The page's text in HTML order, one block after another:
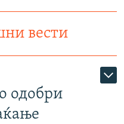
вести
одобри